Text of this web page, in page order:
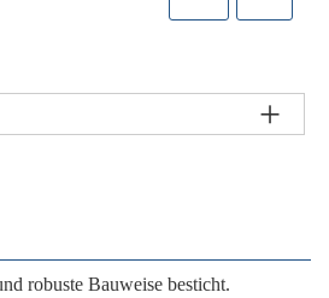
robuste Bauweise besticht.